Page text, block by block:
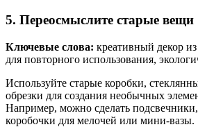
5. Переосмыслите старые вещи
Ключевые слова: креативный декор
для повторного использования,
Используйте старые коробки,
обрезки для создания необычных
Например, можно сделать
коробочки для мелочей или мини-вазы.